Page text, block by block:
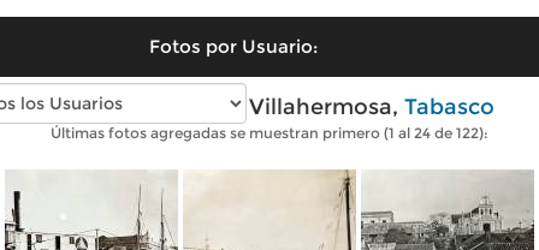
Fotos por Usuario:
Fotos antiguas de Villahermosa, Tabasco
Últimas fotos agregadas se muestran primero (1 al 24 de 122):